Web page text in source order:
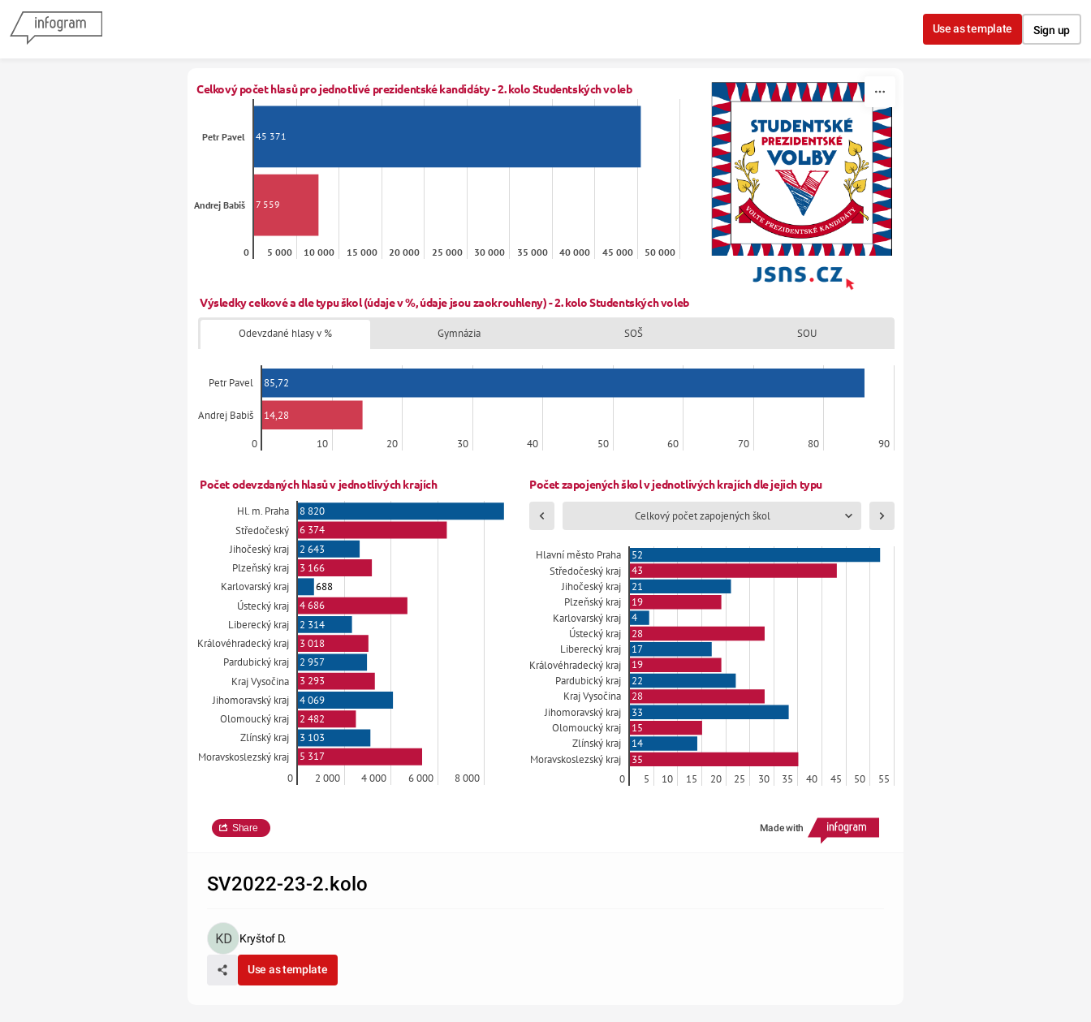
Use as template Sign up
Celkový počet hlasů pro jednotlivé prezidentské kandidáty - 2. kolo Studentských voleb
Petr Pavel
Andrej Babiš
0 5 000 10 000 15 000 20 000 25 000 30 000 35 000 40 000 45 000 50 000
45 371
7 559
Výsledky celkové a dle typu škol (údaje v %, údaje jsou zaokrouhleny) - 2. kolo Studentských voleb
Odevzdané hlasy v % Gymnázia SOŠ SOU
Petr Pavel
Andrej Babiš
0 10 20 30 40 50 60 70 80 90
85,72
14,28
Počet odevzdaných hlasů v jednotlivých krajích Počet zapojených škol v jednotlivých krajích dle jejich typu
Hl. m. Praha
Středočeský
Jihočeský kraj
Plzeňský kraj
Karlovarský kraj
Ústecký kraj
Liberecký kraj
Královéhradecký kraj
Pardubický kraj
Kraj Vysočina
Jihomoravský kraj
Olomoucký kraj
Zlínský kraj
Moravskoslezský kraj
0 2 000 4 000 6 000 8 000
8 820
6 374
2 643
3 166
688
4 686
2 314
3 018
2 957
3 293
4 069
2 482
3 103
5 317
Celkový počet zapojených škol
Hlavní město Praha
Středočeský kraj
Jihočeský kraj
Plzeňský kraj
Karlovarský kraj
Ústecký kraj
Liberecký kraj
Královéhradecký kraj
Pardubický kraj
Kraj Vysočina
Jihomoravský kraj
Olomoucký kraj
Zlínský kraj
Moravskoslezský kraj
0 5 10 15 20 25 30 35 40 45 50 55
52
43
21
19
4
28
17
19
22
28
33
15
14
35
Share Made with
SV2022-23-2.kolo
Kryštof D.
Use as template